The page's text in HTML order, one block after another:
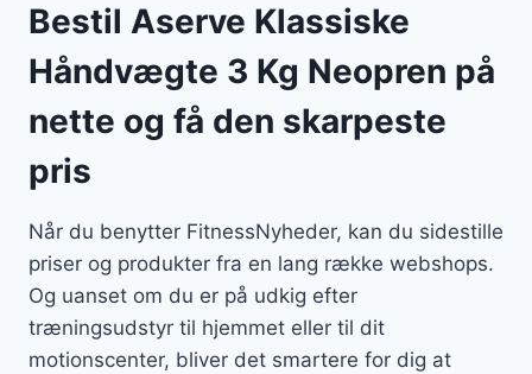
Bestil Aserve Klassiske
Håndvægte 3 Kg Neopren på
nette og få den skarpeste
pris
Når du benytter FitnessNyheder, kan du sidestille
priser og produkter fra en lang række webshops.
Og uanset om du er på udkig efter
træningsudstyr til hjemmet eller til dit
motionscenter, bliver det smartere for dig at